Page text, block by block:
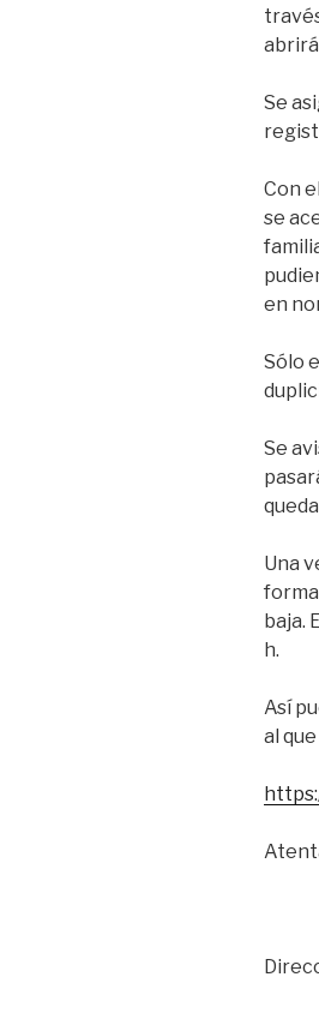
Se
Con
se
en
Sólo
Se
Una
baja.
h.
Así
al